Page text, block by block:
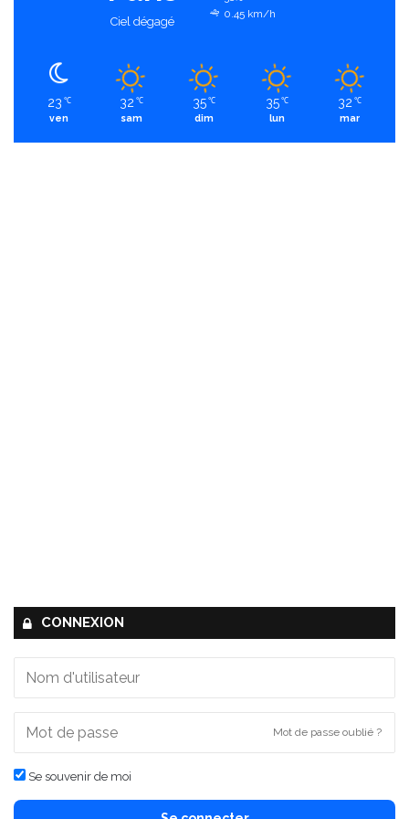
Ciel dégagé
0.45 km/h
23 ℃
ven
32 ℃
sam
35 ℃
dim
35 ℃
lun
32 ℃
mar
CONNEXION
Mot de passe oublié ?
Se souvenir de moi